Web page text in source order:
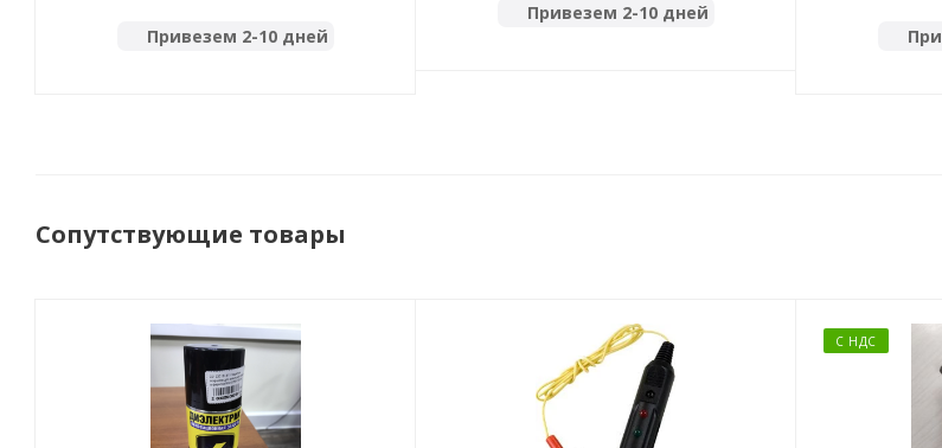
Привезем 2-10 дней
Привезем 2-10 дней
Сопутствующие товары
С НДС